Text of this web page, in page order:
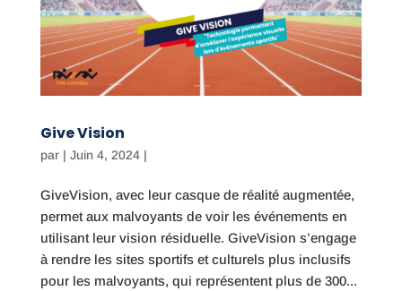
Give Vision
par | Juin 4, 2024|
GiveVision, avec leur casque de réalité augmentée,
permet aux malvoyants de voir les événements en
utilisant leur vision résiduelle. GiveVision s’engage
à rendre les sites sportifs et culturels plus inclusifs
pour les malvoyants, qui représentent plus de 300...